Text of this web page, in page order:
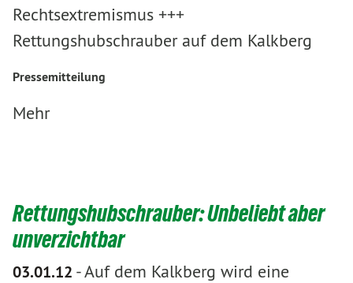
Rechtsextremismus +++
Rettungshubschrauber auf dem Kalkberg
Pressemitteilung
Mehr
Rettungshubschrauber: Unbeliebt aber
unverzichtbar
03.01.12 -Auf dem Kalkberg wird eine